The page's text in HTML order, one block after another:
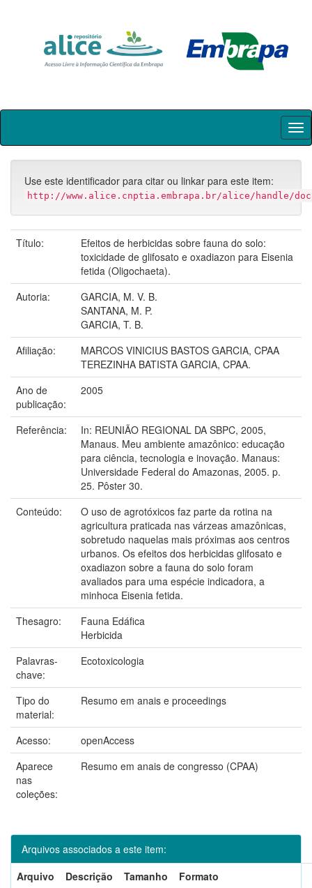
Skip
Use este identificador para citar ou linkar para este item:
http://www.alice.cnptia.embrapa.br/alice/handle/
Título:
Efeitos de herbicidas sobre fauna do solo:
toxicidade de glifosato e oxadiazon para Eisenia
fetida (Oligochaeta).
Autoria:
GARCIA, M. V. B.
SANTANA, M. P.
GARCIA, T. B.
Afiliação:
MARCOS VINICIUS BASTOS GARCIA, CPAA
TEREZINHA BATISTA GARCIA, CPAA.
Ano de
publicação:
2005
Referência:
In: REUNIÃO REGIONAL DA SBPC, 2005,
Manaus. Meu ambiente amazônico: educação
para ciência, tecnologia e inovação. Manaus:
Universidade Federal do Amazonas, 2005. p.
25. Pôster 30.
Conteúdo:
O uso de agrotóxicos faz parte da rotina na
agricultura praticada nas várzeas amazônicas,
sobretudo naquelas mais próximas aos centros
urbanos. Os efeitos dos herbicidas glifosato e
oxadiazon sobre a fauna do solo foram
avaliados para uma espécie indicadora, a
minhoca Eisenia fetida.
Thesagro:
Fauna Edáfica
Herbicida
Palavras-
chave:
Ecotoxicologia
Tipo do
material:
Resumo em anais e proceedings
Acesso:
openAccess
Aparece
nas
coleções:
Resumo em anais de congresso (CPAA)
Arquivos associados a este item:
Arquivo
Descrição Tamanho
Formato